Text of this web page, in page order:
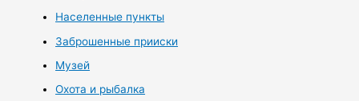
Населенные пункты
Заброшенные прииски
Музей
Охота и рыбалка